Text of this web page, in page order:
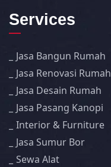
Services
Jasa Bangun Rumah
Jasa Renovasi Rumah
Jasa Desain Rumah
Jasa Pasang Kanopi
Interior & Furniture
Jasa Sumur Bor
Sewa Alat